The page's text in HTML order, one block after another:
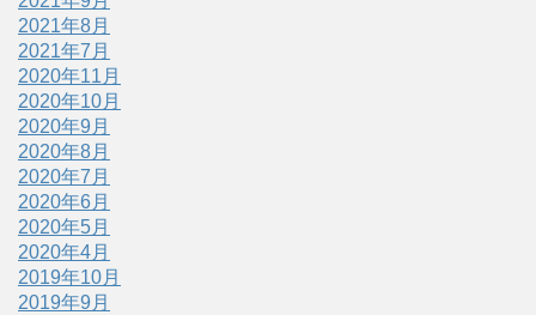
2021年8月
2021年7月
2020年11月
2020年10月
2020年9月
2020年8月
2020年7月
2020年6月
2020年5月
2020年4月
2019年10月
2019年9月